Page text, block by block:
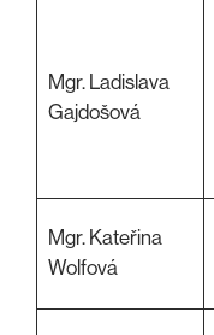
Mgr. Ladislava
Gajdošová
Mgr. Kateřina
Wolfová